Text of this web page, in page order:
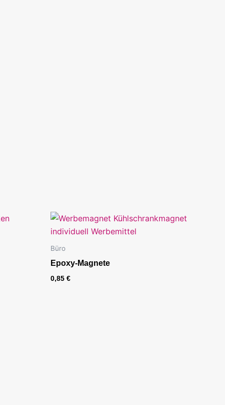
Büro
Epoxy-Magnete
0,85 €